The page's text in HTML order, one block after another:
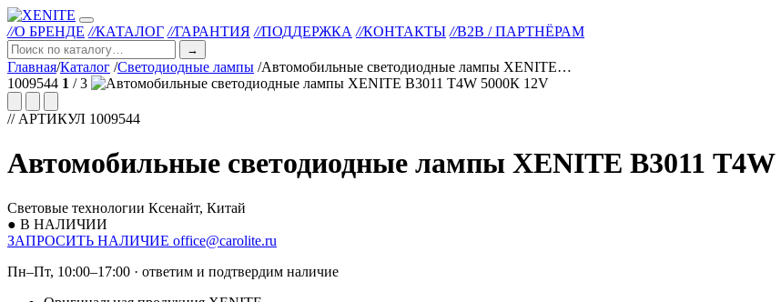
//О БРЕНДЕ //КАТАЛОГ //ГАРАНТИЯ //ПОДДЕРЖКА //КОНТАКТЫ //B2B / ПАРТНЁРАМ
→
Главная/Каталог /Светодиодные лампы /Автомобильные светодиодные лампы XENITE…
1009544 1 / 3
// АРТИКУЛ 1009544
Автомобильные светодиодные лампы XENITE B3011 Т4W
Световые технологии Ксенайт, Китай
● В НАЛИЧИИ
ЗАПРОСИТЬ НАЛИЧИЕ office@carolite.ru
Пн–Пт, 10:00–17:00 · ответим и подтвердим наличие